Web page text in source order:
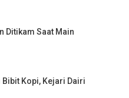
Ditikam Saat Main
Kopi, Kejari Dairi